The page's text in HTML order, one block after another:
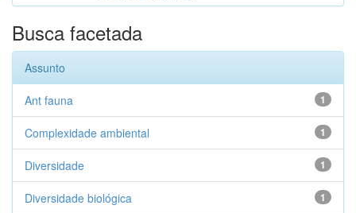
Busca facetada
Assunto
1
Ant fauna
1
Complexidade ambiental
1
Diversidade
1
Diversidade biológica